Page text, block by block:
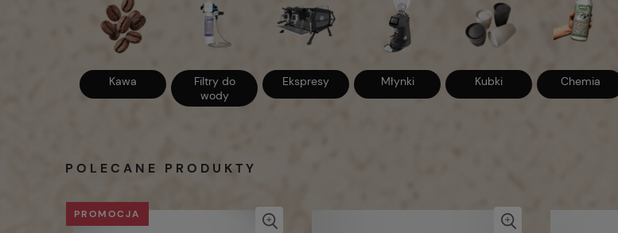
POLECANE PRODUKTY
PROMOCJA